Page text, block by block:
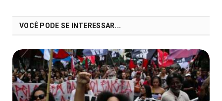
VOCÊ PODE SE INTERESSAR...